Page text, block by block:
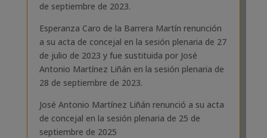
de septiembre de 2023.
Esperanza Caro de la Barrera Martín renunción
a su acta de concejal en la sesión plenaria de 27
de julio de 2023 y fue sustituida por José
Antonio Martínez Liñán en la sesión plenaria de
28 de septiembre de 2023.
José Antonio Martínez Liñán renunció a su acta
de concejal en la sesión plenaria de 25 de
septiembre de 2025